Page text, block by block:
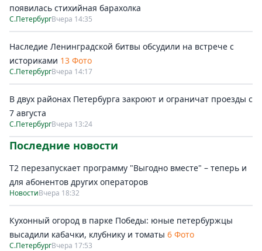
появилась стихийная барахолка
С.ПетербургВчера 14:35
Наследие Ленинградской битвы обсудили на встрече с
историками 13 Фото
С.ПетербургВчера 14:17
В двух районах Петербурга закроют и ограничат проезды с
7 августа
С.ПетербургВчера 13:24
Последние новости
Т2 перезапускает программу "Выгодно вместе" – теперь и
для абонентов других операторов
НовостиВчера 18:32
Кухонный огород в парке Победы: юные петербуржцы
высадили кабачки, клубнику и томаты 6 Фото
С.ПетербургВчера 17:53